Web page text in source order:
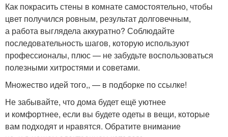
Как покрасить стены в комнате самостоятельно, чтобы
цвет получился ровным, результат долговечным,
а работа выглядела аккуратно? Соблюдайте
последовательность шагов, которую используют
профессионалы, плюс — не забудьте воспользоваться
полезными хитростями и советами.
Множество идей того,, — в подборке по ссылке!
Не забывайте, что дома будет ещё уютнее
и комфортнее, если вы будете одеты в вещи, которые
вам подходят и нравятся. Обратите внимание